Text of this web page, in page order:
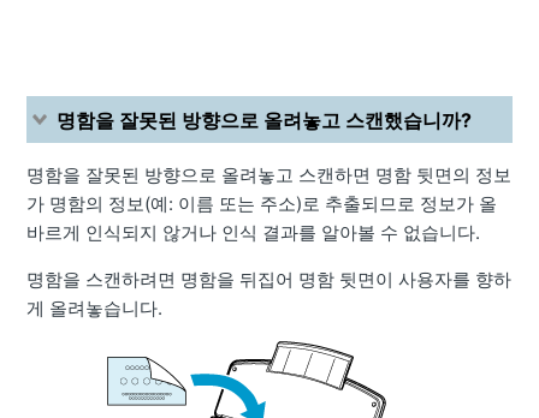
명함을 잘못된 방향으로 올려놓고 스캔했습니까?
명함을 잘못된 방향으로 올려놓고 스캔하면 명함 뒷면의 정보
가 명함의 정보(예: 이름 또는 주소)로 추출되므로 정보가 올
바르게 인식되지 않거나 인식 결과를 알아볼 수 없습니다.
명함을 스캔하려면 명함을 뒤집어 명함 뒷면이 사용자를 향하
게 올려놓습니다.